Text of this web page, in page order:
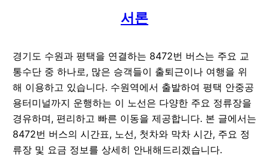
서론
경기도 수원과 평택을 연결하는 8472번 버스는 주요 교
통수단 중 하나로, 많은 승객들이 출퇴근이나 여행을 위
해 이용하고 있습니다. 수원역에서 출발하여 평택 안중공
용터미널까지 운행하는 이 노선은 다양한 주요 정류장을
경유하며, 편리하고 빠른 이동을 제공합니다. 본 글에서는
8472번 버스의 시간표, 노선, 첫차와 막차 시간, 주요 정
류장 및 요금 정보를 상세히 안내해드리겠습니다.